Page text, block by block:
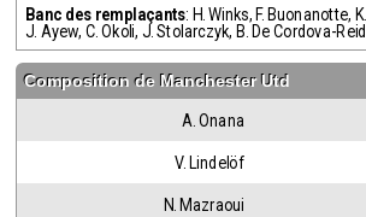
Banc des remplaçants: H. Winks, F. Buonanotte,
J. Ayew, C. Okoli, J. Stolarczyk, B. De Cordova-Reid
Composition de Manchester Utd
A. Onana
V. Lindelöf
N. Mazraoui